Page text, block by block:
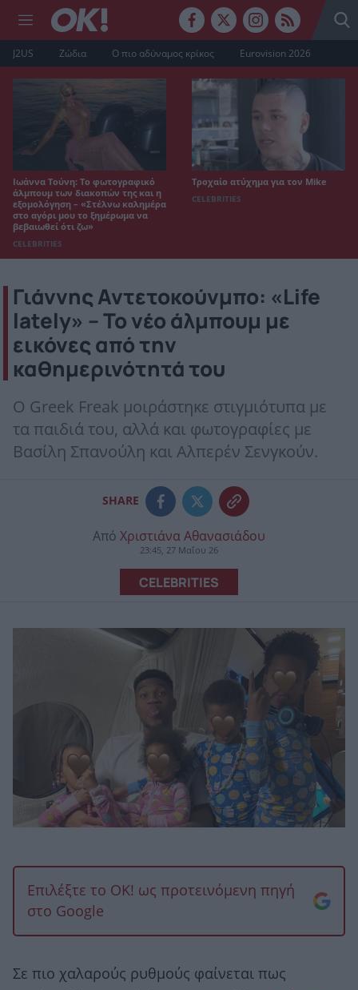
J2US Ζώδια Ο πιο αδύναμος κρίκος Eurovision 2026
Ιωάννα Τούνη: Το φωτογραφικό
άλμπουμ των διακοπών της και η
εξομολόγηση – «Στέλνω καλημέρα
στο αγόρι μου το ξημέρωμα να
βεβαιωθεί ότι ζω»
CELEBRITIES
Τροχαίο ατύχημα για τον Mike
CELEBRITIES
Γιάννης Αντετοκούνμπο: «Life
lately» – Το νέο άλμπουμ με
εικόνες από την
καθημερινότητά του
Ο Greek Freak μοιράστηκε στιγμιότυπα με
τα παιδιά του, αλλά και φωτογραφίες με
Βασίλη Σπανούλη και Αλπερέν Σενγκούν.
SHARE
Από Χριστιάνα Αθανασιάδου
23:45, 27 Μαΐου 26
CELEBRITIES
Επιλέξτε το OK! ως προτεινόμενη πηγή
στο Google
Σε πιο χαλαρούς ρυθμούς φαίνεται πως